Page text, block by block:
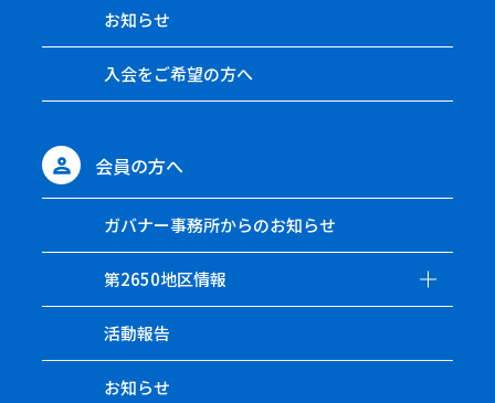
お知らせ
入会をご希望の方へ
会員の方へ
ガバナー事務所からのお知らせ
第2650地区情報
活動報告
お知らせ